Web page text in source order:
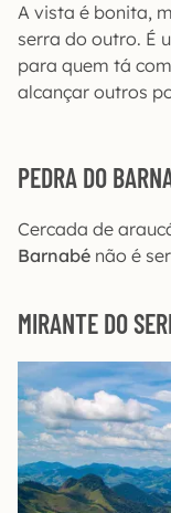
A vista é bonita,
serra do outro. É
para quem tá
alcançar outros
PEDRA DO
Cercada de
Barnabé não é
MIRANTE DO